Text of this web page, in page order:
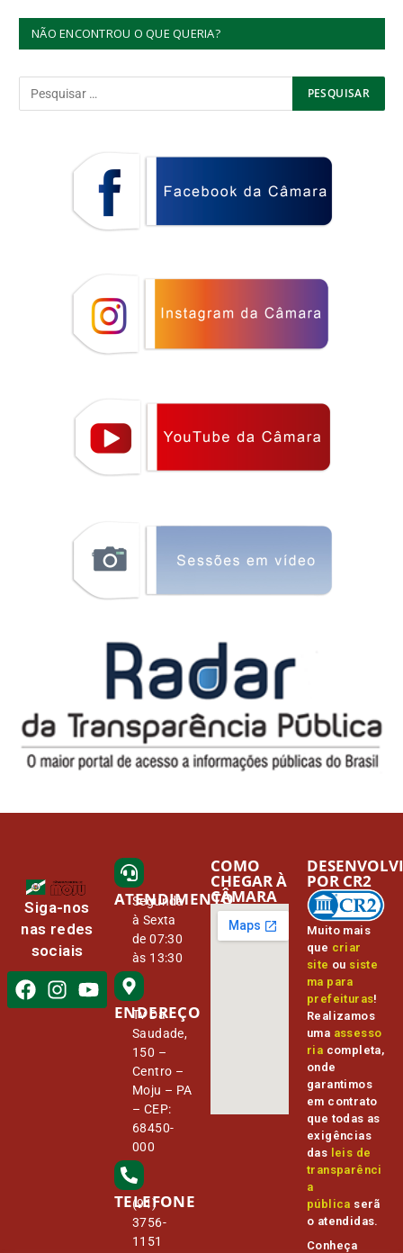
NÃO ENCONTROU O QUE QUERIA?
Siga-nos
nas redes
sociais
ATENDIMENTO
Segunda
à Sexta
de 07:30
às 13:30
ENDEREÇO
Tv Da
Saudade,
150 –
Centro –
Moju – PA
– CEP:
68450-
000
TELEFONE
(91)
3756-
1151
COMO
CHEGAR À
CÂMARA
Muito mais
que criar
site ou siste
ma para
prefeituras!
Realizamos
uma assesso
ria completa,
onde
garantimos
em contrato
que todas as
exigências
das leis de
transparênci
a
pública serã
o atendidas.
Conheça
POR CR2